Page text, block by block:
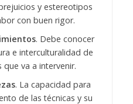
y estereotipos
con buen rigor.
. Debe conocer
e interculturalidad de
va a intervenir.
. La capacidad para
de las técnicas y su